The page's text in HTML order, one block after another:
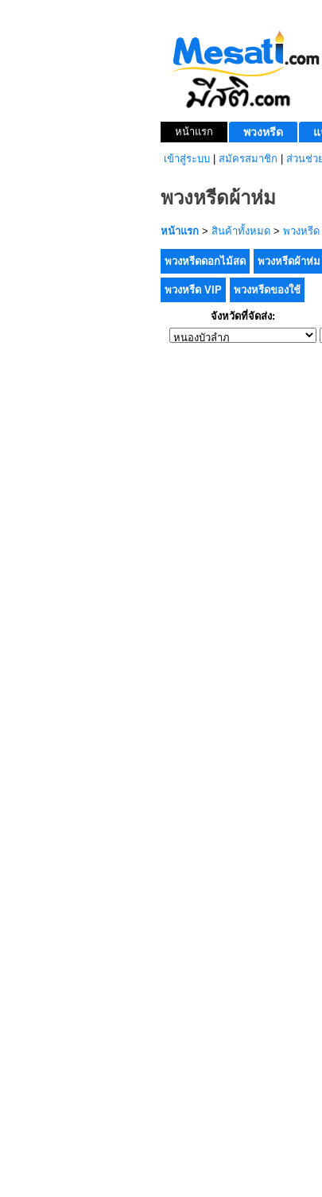
หน้าแรก พวงหรีด
เข้าสู่ระบบ สมัครสมาชิก ส่วนช่ว
พวงหรีดผ้าห่ม
หน้าแรก > สินค้าทั้งหมด > พวงหรีด
พวงหรีดดอกไม้สด พวงหรีดผ้าห่ม
พวงหรีด VIP พวงหรีดของใช้
จังหวัดที่จัดส่ง: